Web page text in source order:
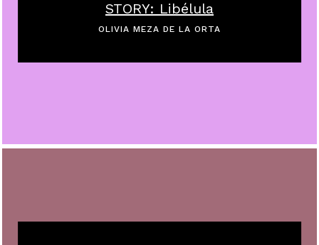
STORY: Libélula
OLIVIA MEZA DE LA ORTA